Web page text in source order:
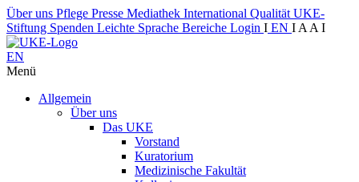
Über uns Pflege Presse Mediathek International Qualität UKE-
Stiftung Spenden Leichte Sprache Bereiche Login I EN I A A I
EN
Menü
Allgemein
Über uns
Das UKE
Vorstand
Kuratorium
Medizinische Fakultät